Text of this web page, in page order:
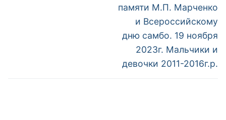
памяти М.П. Марченко
и Всероссийскому
дню самбо. 19 ноября
2023г. Мальчики и
девочки 2011-2016г.р.